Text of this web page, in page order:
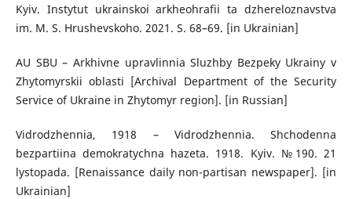
Kyiv. Instytut ukrainskoi arkheohrafii ta dzhereloznavstva
im. M. S. Hrushevskoho. 2021. S. 68–69. [in Ukrainian]
AU SBU – Arkhivne upravlinnia Sluzhby Bezpeky Ukrainy v
Zhytomyrskii oblasti [Archival Department of the Security
Service of Ukraine in Zhytomyr region]. [in Russian]
Vidrodzhennia, 1918 – Vidrodzhennia. Shchodenna
bezpartiina demokratychna hazeta. 1918. Kyiv. №190. 21
lystopada. [Renaissance daily non-partisan newspaper]. [in
Ukrainian]